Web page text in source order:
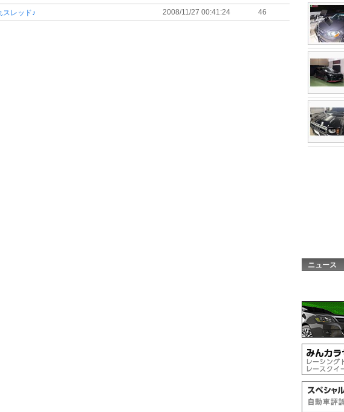
スレッド♪ 2008/11/27 00:41:24 46
ニュース